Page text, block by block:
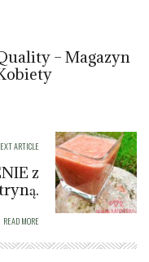
– Magazyn
ARTICLE
z
READ MORE